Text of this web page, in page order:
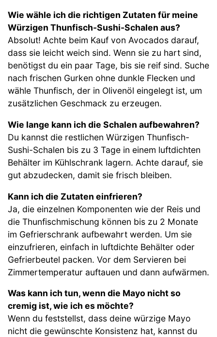
Wie wähle ich die richtigen Zutaten für meine
Würzigen Thunfisch-Sushi-Schalen aus?
Absolut! Achte beim Kauf von Avocados darauf,
dass sie leicht weich sind. Wenn sie zu hart sind,
benötigst du ein paar Tage, bis sie reif sind. Suche
nach frischen Gurken ohne dunkle Flecken und
wähle Thunfisch, der in Olivenöl eingelegt ist, um
zusätzlichen Geschmack zu erzeugen.
Wie lange kann ich die Schalen aufbewahren?
Du kannst die restlichen Würzigen Thunfisch-
Sushi-Schalen bis zu 3 Tage in einem luftdichten
Behälter im Kühlschrank lagern. Achte darauf, sie
gut abzudecken, damit sie frisch bleiben.
Kann ich die Zutaten einfrieren?
Ja, die einzelnen Komponenten wie der Reis und
die Thunfischmischung können bis zu 2 Monate
im Gefrierschrank aufbewahrt werden. Um sie
einzufrieren, einfach in luftdichte Behälter oder
Gefrierbeutel packen. Vor dem Servieren bei
Zimmertemperatur auftauen und dann aufwärmen.
Was kann ich tun, wenn die Mayo nicht so
cremig ist, wie ich es möchte?
Wenn du feststellst, dass deine würzige Mayo
nicht die gewünschte Konsistenz hat, kannst du